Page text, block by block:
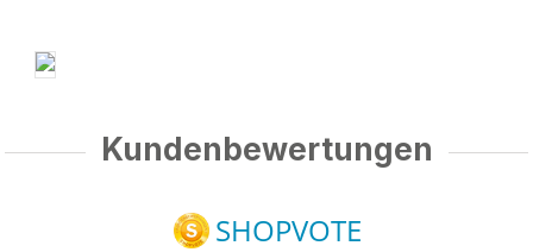
Kundenbewertungen